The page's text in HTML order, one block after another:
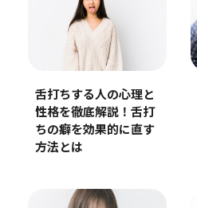
舌打ちする人の心理と
性格を徹底解説！舌打
ちの癖を効果的に直す
方法とは